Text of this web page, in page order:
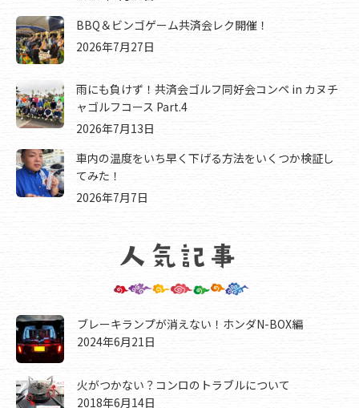
BBQ＆ビンゴゲーム共済会レク開催！
2026年7月27日
雨にも負けず！共済会ゴルフ同好会コンペ in カヌチ
ャゴルフコース Part.4
2026年7月13日
車内の温度をいち早く下げる方法をいくつか検証し
てみた！
2026年7月7日
ブレーキランプが消えない！ホンダN-BOX編
2024年6月21日
火がつかない？コンロのトラブルについて
2018年6月14日